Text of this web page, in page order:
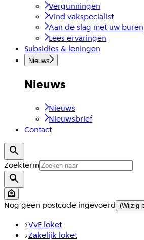
Vergunningen
Vind vakspecialist
Aan de slag met uw buren
Lees ervaringen
Subsidies & leningen
Nieuws
Nieuws
Nieuws
Nieuwsbrief
Contact
Zoekterm
Nog geen postcode ingevoerd (Wijzig
VvE loket
Zakelijk loket